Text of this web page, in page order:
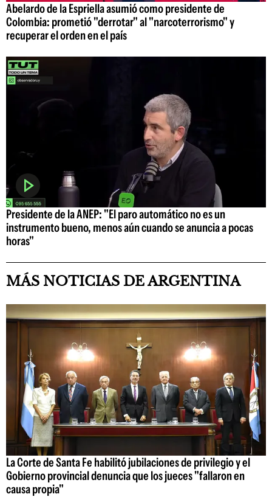
Abelardo de la Espriella asumió como presidente de
Colombia: prometió "derrotar" al "narcoterrorismo" y
recuperar el orden en el país
Presidente de la ANEP: "El paro automático no es un
instrumento bueno, menos aún cuando se anuncia a pocas
horas"
MÁS NOTICIAS DE ARGENTINA
La Corte de Santa Fe habilitó jubilaciones de privilegio y el
Gobierno provincial denuncia que los jueces "fallaron en
causa propia"